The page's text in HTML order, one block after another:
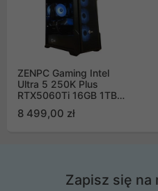
ZENPC Gaming Intel
Ultra 5 250K Plus
RTX5060Ti 16GB 1TB
8 499,00 zł
Zapisz się na